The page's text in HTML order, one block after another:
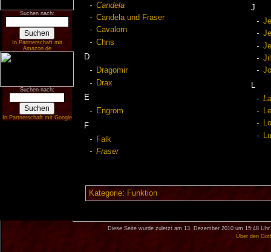
Suchen nach:
In Partnerschaft mit
Amazon.de
Suchen nach:
In Partnerschaft mit Google
Candela
Candela und Fraser
Cavalorn
Chris
D
Dragomir
Drax
E
Engrom
F
Falk
Fraser
J
L
Kategorie: Funktion
Diese Seite wurde zuletzt am 13. Dezember 2010 um 15:48 Uhr
Über den